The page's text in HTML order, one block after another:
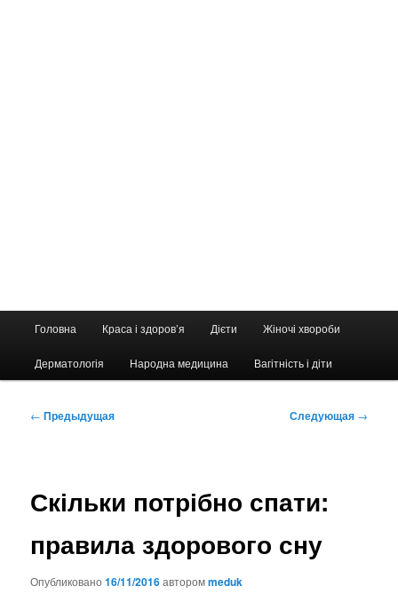
Головна Краса і здоров’я Дієти Жіночі хвороби
Дерматологія Народна медицина Вагітність і діти
Навигация
← Предыдущая Следующая →
Скільки потрібно спати:
правила здорового сну
Опубликовано16/11/2016авторомmeduk